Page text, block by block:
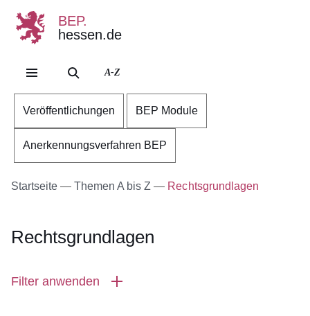
BEP.
hessen.de
A-Z
Veröffentlichungen BEP Module
Anerkennungsverfahren BEP
Startseite Themen A bis Z Rechtsgrundlagen
Rechtsgrundlagen
Filter anwenden